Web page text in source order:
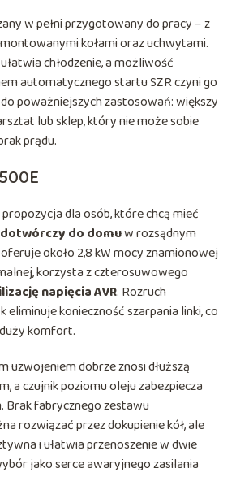
w pełni przygotowany do pracy – z
kołami oraz uchwytami.
chłodzenie, a możliwość
automatycznego startu SZR czyni go
poważniejszych zastosowań: większy
lub sklep, który nie może sobie
prądu.
dla osób, które chcą mieć
do domuw rozsądnym
około 2,8 kW mocy znamionowej
korzysta z czterosuwowego
napięcia AVR. Rozruch
eliminuje konieczność szarpania linki, co
komfort.
uzwojeniem dobrze znosi dłuższą
a czujnik poziomu oleju zabezpiecza
Brak fabrycznego zestawu
rozwiązać przez dokupienie kół, ale
i ułatwia przenoszenie w dwie
jako serce awaryjnego zasilania